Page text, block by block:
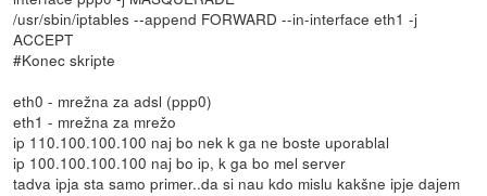
/usr/sbin/iptables --append FORWARD --in-interface eth1 -j
ACCEPT
#Konec skripte
eth0 - mrežna za adsl (ppp0)
eth1 - mrežna za mrežo
ip 110.100.100.100 naj bo nek k ga ne boste uporablal
ip 100.100.100.100 naj bo ip, k ga bo mel server
tadva ipja sta samo primer..da si nau kdo mislu kakšne ipje dajem